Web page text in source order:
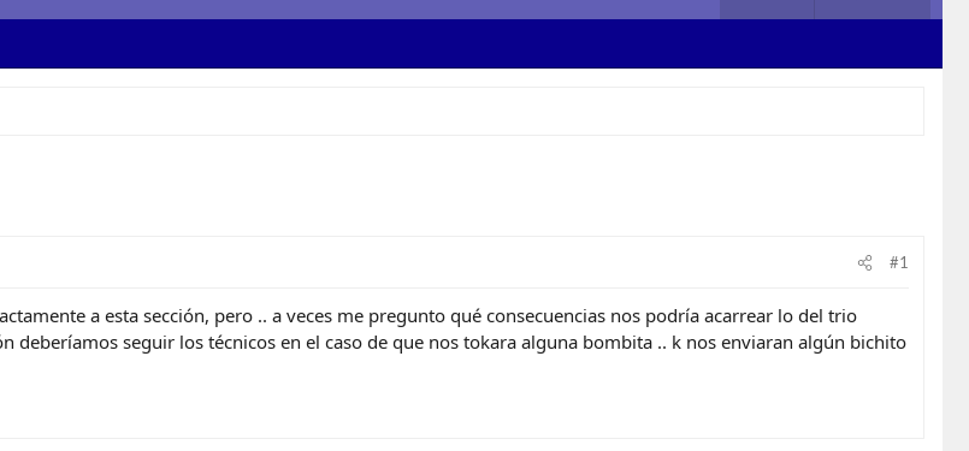
#1
a esta sección, pero .. a veces me pregunto qué consecuencias nos podría acarrear lo del trio
deberíamos seguir los técnicos en el caso de que nos tokara alguna bombita .. k nos enviaran algún bichito